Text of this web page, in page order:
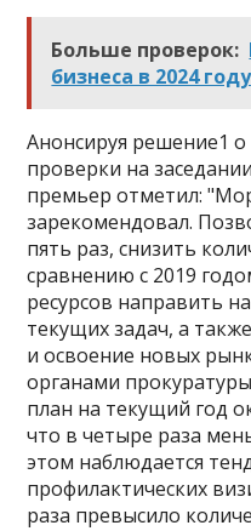
Больше проверок:
бизнеса в 2024 году
Анонсируя решение1
проверки на
премьер отметил:
зарекомендовал.
пять раз, снизить
сравнению с 2019
ресурсов направить
текущих задач, а
и освоение новых
органами
план на текущий год
что в четыре раза
этом наблюдается
профилактических
раза превысило